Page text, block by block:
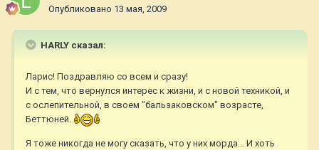
Опубликовано 13 мая, 2009
HARLY сказал:
Ларис! Поздравляю со всем и сразу!
И с тем, что вернулся интерес к жизни, и с новой техникой, и
с ослепительной, в своем "бальзаковском" возрасте,
Беттюней.
Я тоже никогда не могу сказать, что у них морда... И хоть